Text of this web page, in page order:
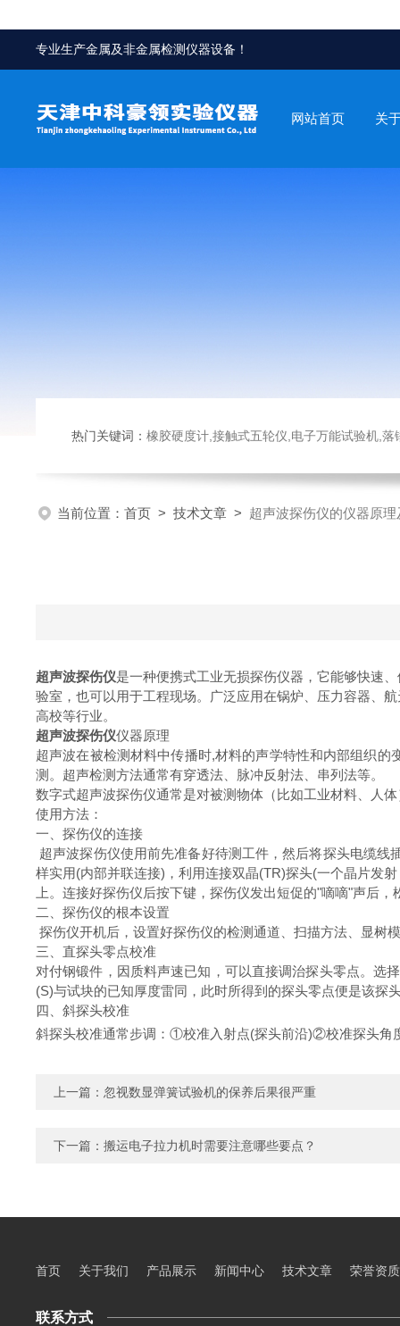
专业生产金属及非金属检测仪器设备！
网站首页 关
热门关键词： 橡胶硬度计,接触式五轮仪,电子万能试验机,落锤冲击试验机,数显
当前位置： 首页 > 技术文章 > 超声波探伤仪的仪器原
超声波探伤仪是一种便携式工业无损探伤仪器，它能够快速
验室，也可以用于工程现场。广泛应用在锅炉、压力容器、
高校等行业。
超声波探伤仪仪器原理
超声波在被检测材料中传播时,材料的声学特性和内部组织
测。超声检测方法通常有穿透法、脉冲反射法、串列法等。
数字式超声波探伤仪通常是对被测物体（比如工业材料、人
使用方法：
一、探伤仪的连接
超声波探伤仪使用前先准备好待测工件，然后将探头电缆
样实用(内部并联连接)，利用连接双晶(TR)探头(一个晶片发
上。连接好探伤仪后按下键，探伤仪发出短促的"嘀嘀"声后
二、探伤仪的根本设置
探伤仪开机后，设置好探伤仪的检测通道、扫描方法、显树
三、直探头零点校准
对付钢锻件，因质料声速已知，可以直接调治探头零点。选
(S)与试块的已知厚度雷同，此时所得到的探头零点便是该探
四、斜探头校准
斜探头校准通常步调：①校准入射点(探头前沿)②校准探头
上一篇： 忽视数显弹簧试验机的保养后果很严重
下一篇： 搬运电子拉力机时需要注意哪些要点？
首页 关于我们 产品展示 新闻中心 技术文章 荣誉资质
联系方式